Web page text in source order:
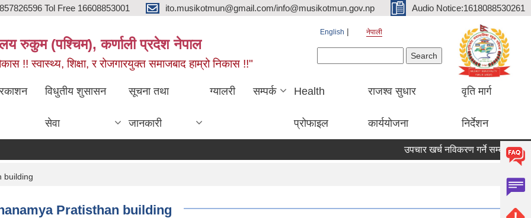
Tol Free 16608853001 ito.musikotmun@gmail.com/info@musikotmun.gov.np Audio Notice:1618088530261
रुकुम (पश्चिम), कर्णाली प्रदेश नेपाल
!! स्वास्थ्य, शिक्षा, र रोजगारयुक्त समाजबाद हाम्रो निकास !!"
English नेपाली
विधुतीय शुसासन
सेवा
सूचना तथा
जानकारी
ग्यालरी सम्पर्क Health
प्रोफाइल
राजश्व सुधार
कार्ययोजना
वृति मार्ग
निर्देशन
उपचार खर्च नविकरण गर्ने सम्बन्धमा
building
Pratisthan building